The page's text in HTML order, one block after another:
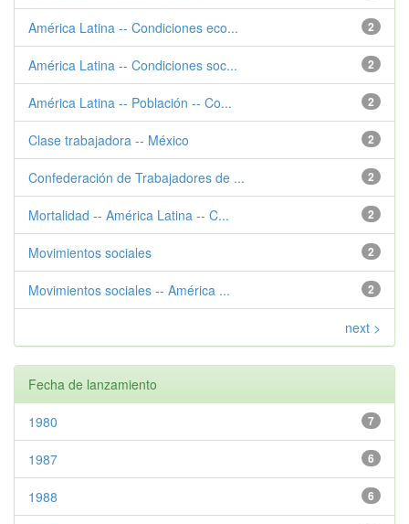
2
América Latina -- Condiciones eco...
2
América Latina -- Condiciones soc...
2
América Latina -- Población -- Co...
2
Clase trabajadora -- México
2
Confederación de Trabajadores de ...
2
Mortalidad -- América Latina -- C...
2
Movimientos sociales
2
Movimientos sociales -- América ...
next >
Fecha de lanzamiento
7
1980
6
1987
6
1988